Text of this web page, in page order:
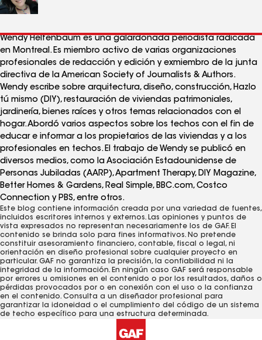
Wendy Helfenbaum es una galardonada periodista radicada
en Montreal. Es miembro activo de varias organizaciones
profesionales de redacción y edición y exmiembro de la junta
directiva de la American Society of Journalists & Authors.
Wendy escribe sobre arquitectura, diseño, construcción, Hazlo
tú mismo (DIY), restauración de viviendas patrimoniales,
jardinería, bienes raíces y otros temas relacionados con el
hogar. Abordó varios aspectos sobre los techos con el fin de
educar e informar a los propietarios de las viviendas y a los
profesionales en techos. El trabajo de Wendy se publicó en
diversos medios, como la Asociación Estadounidense de
Personas Jubiladas (AARP), Apartment Therapy, DIY Magazine,
Better Homes & Gardens, Real Simple, BBC.com, Costco
Connection y PBS, entre otros.
Este blog contiene información creada por una variedad de fuentes,
incluidos escritores internos y externos. Las opiniones y puntos de
vista expresados ​​no representan necesariamente los de GAF. El
contenido se brinda solo para fines informativos. No pretende
constituir asesoramiento financiero, contable, fiscal o legal, ni
orientación en diseño profesional sobre cualquier proyecto en
particular. GAF no garantiza la precisión, la confiabilidad ni la
integridad de la información. En ningún caso GAF será responsable
por errores u omisiones en el contenido o por los resultados, daños o
pérdidas provocados ​​por o en conexión con el uso o la confianza
en el contenido. Consulta a un diseñador profesional para
garantizar la idoneidad o el cumplimiento del código de un sistema
de techo específico para una estructura determinada.